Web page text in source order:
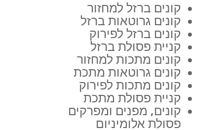
קונים ברזל למחזור
קונים גרוטאות ברזל
קונים ברזל לפירוק
קניית פסולת ברזל
קונים מתכות למחזור
קונים גרוטאות מתכת
קונים מתכות לפירוק
קניית פסולת מתכת
קונים, מפנים ומפרקים
פסולת אלומיניום